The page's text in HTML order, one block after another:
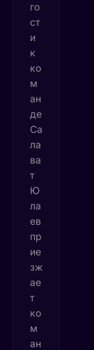
го
ст
и
к
ко
м
ан
де
Са
ла
ва
т
Ю
ла
ев
пр
ие
зж
ае
т
ко
м
ан